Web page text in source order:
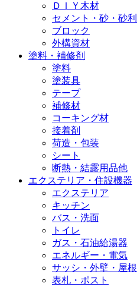
ＤＩＹ木材
セメント・砂・砂利
ブロック
外構資材
塗料・補修剤
塗料
塗装具
テープ
補修材
コーキング材
接着剤
荷造・包装
シート
断熱・結露用品他
エクステリア・住設機器
エクステリア
キッチン
バス・洗面
トイレ
ガス・石油給湯器
エネルギー・電気
サッシ・外壁・屋根
表札・ポスト